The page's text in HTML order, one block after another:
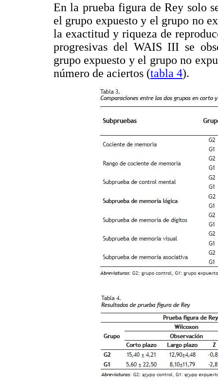
En la prueba figura de Rey solo
el grupo expuesto y el grupo no
la exactitud y riqueza de
progresivas del WAIS III se
grupo expuesto y el grupo no
número de aciertos (tabla 4).